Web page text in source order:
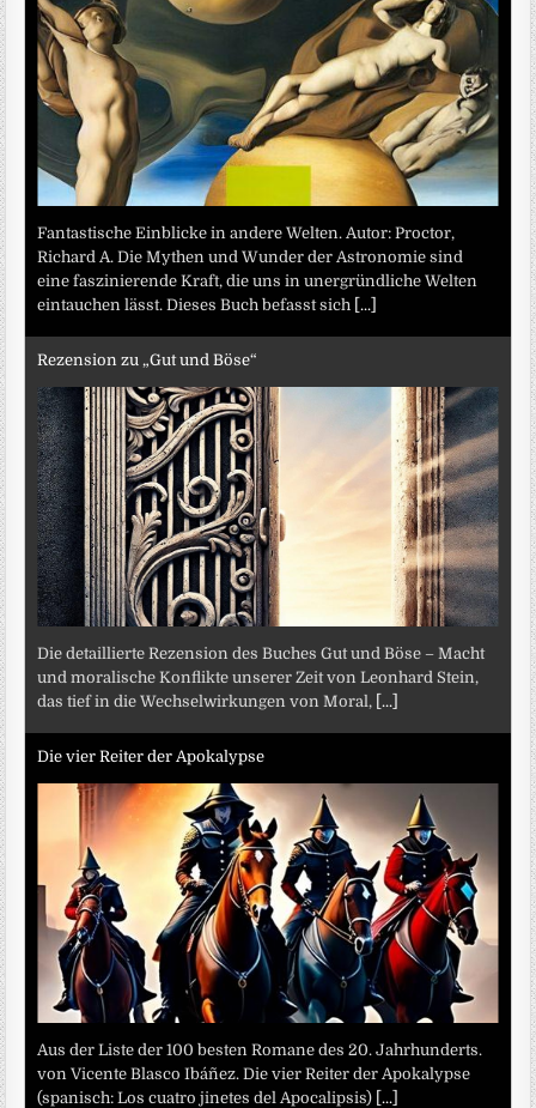
Fantastische Einblicke in andere Welten. Autor: Proctor,
Richard A. Die Mythen und Wunder der Astronomie sind
eine faszinierende Kraft, die uns in unergründliche Welten
eintauchen lässt. Dieses Buch befasst sich [...]
Rezension zu „Gut und Böse“
Die detaillierte Rezension des Buches Gut und Böse – Macht
und moralische Konflikte unserer Zeit von Leonhard Stein,
das tief in die Wechselwirkungen von Moral, [...]
Die vier Reiter der Apokalypse
Aus der Liste der 100 besten Romane des 20. Jahrhunderts.
von Vicente Blasco Ibáñez. Die vier Reiter der Apokalypse
(spanisch: Los cuatro jinetes del Apocalipsis) [...]